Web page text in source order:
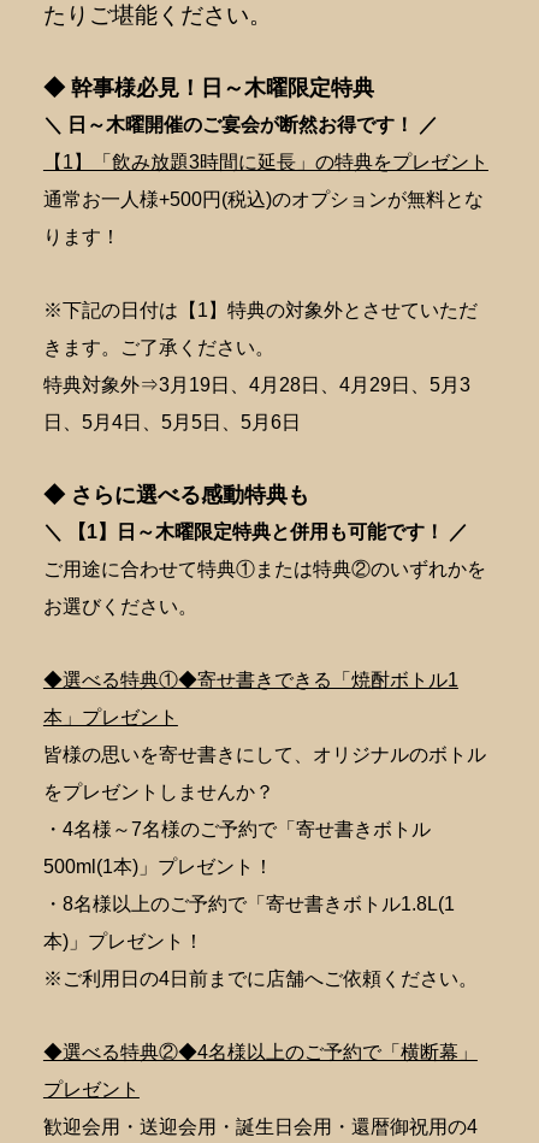
たりご堪能ください。
◆ 幹事様必見！日～木曜限定特典
＼ 日～木曜開催のご宴会が断然お得です！ ／
【1】「飲み放題3時間に延長」の特典をプレゼント
通常お一人様+500円(税込)のオプションが無料とな
ります！
※下記の日付は【1】特典の対象外とさせていただ
きます。ご了承ください。
特典対象外⇒3月19日、4月28日、4月29日、5月3
日、5月4日、5月5日、5月6日
◆ さらに選べる感動特典も
＼ 【1】日～木曜限定特典と併用も可能です！ ／
ご用途に合わせて特典①または特典②のいずれかを
お選びください。
◆選べる特典①◆寄せ書きできる「焼酎ボトル1
本」プレゼント
皆様の思いを寄せ書きにして、オリジナルのボトル
をプレゼントしませんか？
・4名様～7名様のご予約で「寄せ書きボトル
500ml(1本)」プレゼント！
・8名様以上のご予約で「寄せ書きボトル1.8L(1
本)」プレゼント！
※ご利用日の4日前までに店舗へご依頼ください。
◆選べる特典②◆4名様以上のご予約で「横断幕」
プレゼント
歓迎会用・送迎会用・誕生日会用・還暦御祝用の4